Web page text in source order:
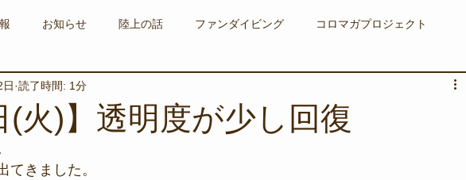
お知らせ 陸上の話 ファンダイビング コロマガプロジェクト
境保全 ワカメの養殖 アカモク養殖実験
(火)】透明度が少し回復
読了時間: 1分
てきました。